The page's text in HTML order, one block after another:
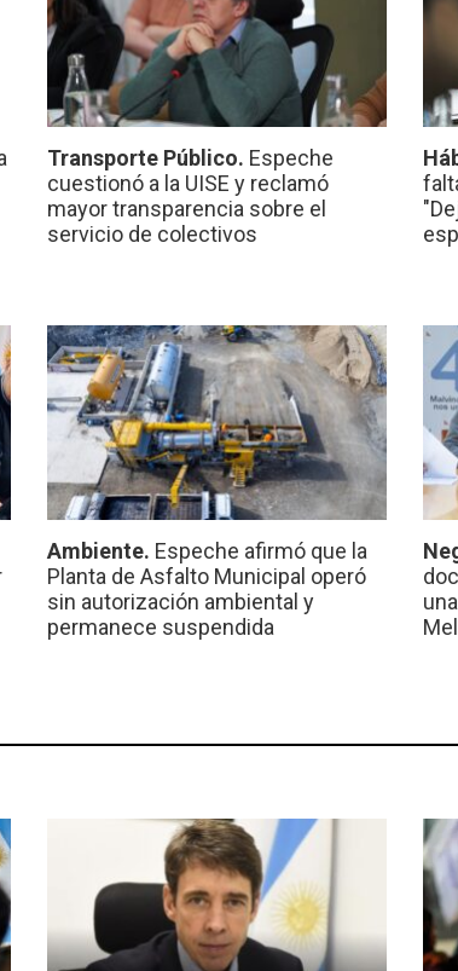
Transporte Público. Espeche
cuestionó a la UISE y reclamó
mayor transparencia sobre el
servicio de colectivos
Ambiente. Espeche afirmó que la
Planta de Asfalto Municipal operó
sin autorización ambiental y
permanece suspendida